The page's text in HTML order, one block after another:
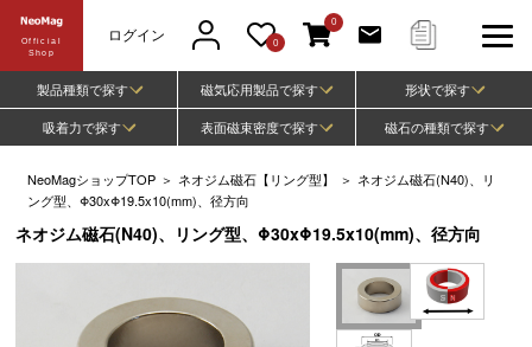
Official
Shop
ログイン 0
0
製品種類で探す 磁気応用製品で探す
形状で探す
吸着力で探す
表面磁束密度で探す 磁石の種類で探す
NeoMagショップTOP ＞ ネオジム磁石【リング型】 ＞ ネオジム磁石(N40)、リ
ング型、Φ30xΦ19.5x10(mm)、径方向
ネオジム磁石(N40)、リング型、Φ30xΦ19.5x10(mm)、径方向